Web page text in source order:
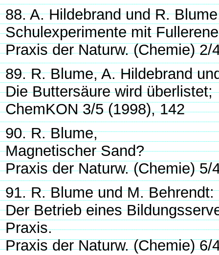
88. A. Hildebrand und R.
Schulexperimente mit
Praxis der Naturw. (Chemie) 2/
89. R. Blume, A. Hildebrand
Die Buttersäure wird überlistet;
ChemKON 3/5 (1998), 142
90. R. Blume,
Magnetischer Sand?
Praxis der Naturw. (Chemie) 5/
91. R. Blume und M. Behrendt:
Der Betrieb eines
Praxis.
Praxis der Naturw. (Chemie) 6/